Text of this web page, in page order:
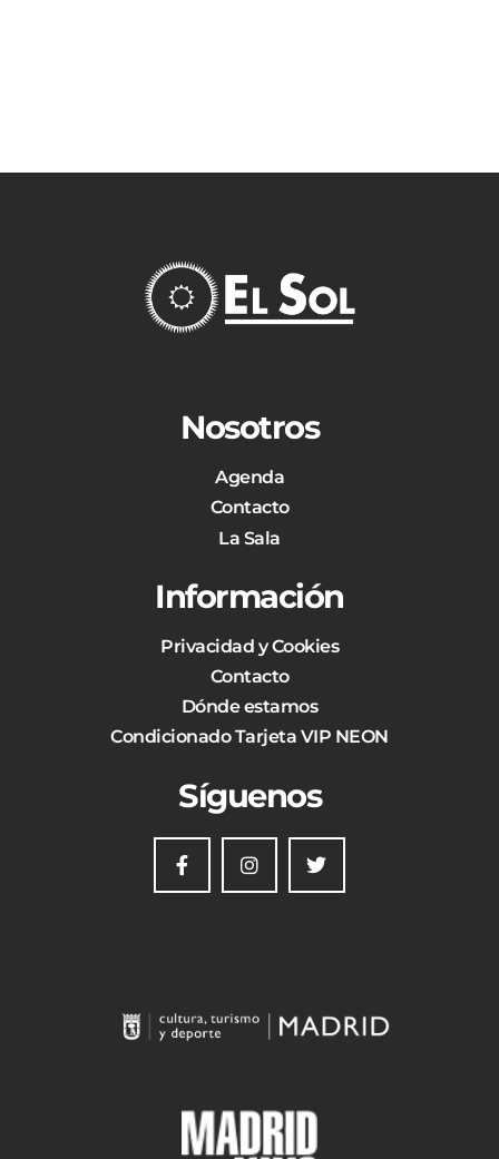
Nosotros
Agenda
Contacto
La Sala
Información
Privacidad y Cookies
Contacto
Dónde estamos
Condicionado Tarjeta VIP NEON
Síguenos